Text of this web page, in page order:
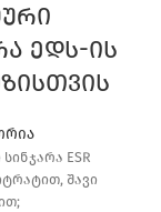
ედს-ის
ESR
შავი